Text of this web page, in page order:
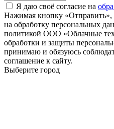
Я даю своё согласие на
Нажимая кнопку «Отправить»,
на обработку персональных
политикой ООО «Облачные
обработки и защиты
принимаю и обязуюсь
соглашение к сайту.
Выберите город